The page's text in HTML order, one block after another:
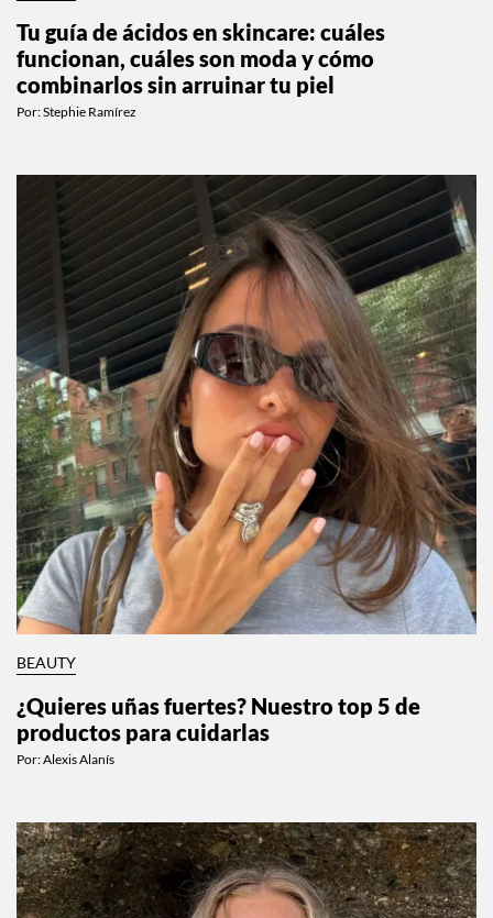
Tu guía de ácidos en skincare: cuáles
funcionan, cuáles son moda y cómo
combinarlos sin arruinar tu piel
Por:Stephie Ramírez
BEAUTY
¿Quieres uñas fuertes? Nuestro top 5 de
productos para cuidarlas
Por:Alexis Alanís